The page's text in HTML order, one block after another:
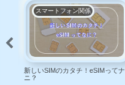
スマートフォン関係
新しいSIMのカタチ！eSIMってナ
ニ？